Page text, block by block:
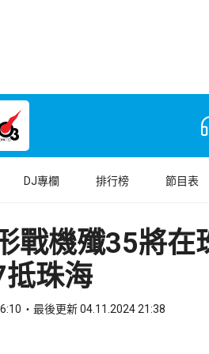
DJ專欄 排行榜 節目表
戰機殲35將在
珠海
最後更新 04.11.2024 21:38